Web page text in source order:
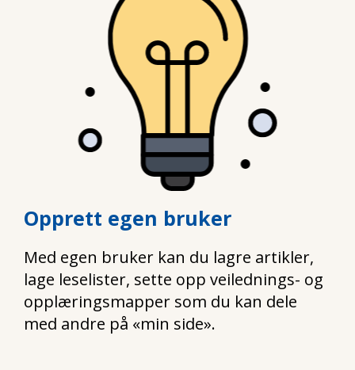
Opprett egen bruker
Med egen bruker kan du lagre artikler,
lage leselister, sette opp veilednings- og
opplæringsmapper som du kan dele
med andre på «min side».